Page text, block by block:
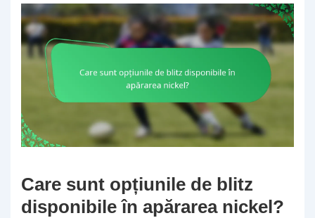
Care sunt opțiunile de blitz
disponibile în apărarea nickel?